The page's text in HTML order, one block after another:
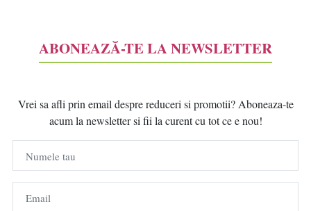
ABONEAZĂ-TE LA NEWSLETTER
Vrei sa afli prin email despre reduceri si promotii? Aboneaza-te
acum la newsletter si fii la curent cu tot ce e nou!
Numele tau
Email